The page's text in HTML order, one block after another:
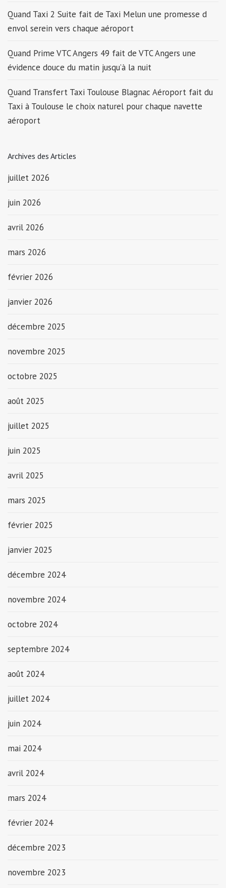
Quand Taxi 2 Suite fait de Taxi Melun une promesse d
envol serein vers chaque aéroport
Quand Prime VTC Angers 49 fait de VTC Angers une
évidence douce du matin jusqu’à la nuit
Quand Transfert Taxi Toulouse Blagnac Aéroport fait du
Taxi à Toulouse le choix naturel pour chaque navette
aéroport
Archives des Articles
juillet 2026
juin 2026
avril 2026
mars 2026
février 2026
janvier 2026
décembre 2025
novembre 2025
octobre 2025
août 2025
juillet 2025
juin 2025
avril 2025
mars 2025
février 2025
janvier 2025
décembre 2024
novembre 2024
octobre 2024
septembre 2024
août 2024
juillet 2024
juin 2024
mai 2024
avril 2024
mars 2024
février 2024
décembre 2023
novembre 2023